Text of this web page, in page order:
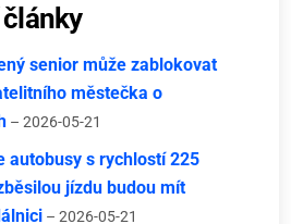
senior může zablokovat
městečka o
– 2026-05-21
autobusy s rychlostí 225
jízdu budou mít
– 2026-05-21